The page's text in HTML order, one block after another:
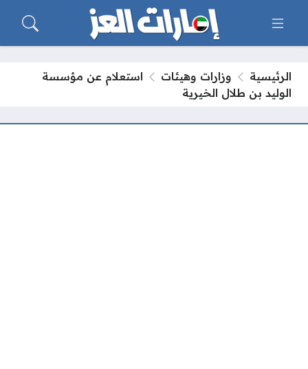
الرئيسية وزارات وهيئات
استعلام عن مؤسسة
الوليد بن طلال الخيرية